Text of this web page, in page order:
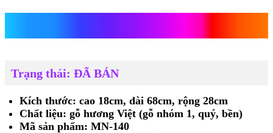
Trạng thái: ĐÃ BÁN
Kích thước: cao 18cm, dài 68cm, rộng 28cm
Chất liệu: gỗ hương Việt (gỗ nhóm 1, quý, bền)
Mã sản phẩm: MN-140